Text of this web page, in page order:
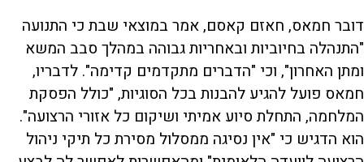
דובר חמאס, חאזם קאסם, אמר במוצאי שבת כי התנועה
"התנהלה בחיוביות ובאחריות גבוהה במהלך סבב המשא
ומתן האחרון", וכי "הדברים מתקדמים קדימה". לדבריו,
חמאס פועל להגיע להבנות בכל הסוגיות, "כולל הפסקת
המלחמה, התחלת סיוע אמיתי ושיקום כל אזורי הרצועה".
הוא הדגיש כי "אין נסיגה ממסלול מסירת כל תיקי ניהול